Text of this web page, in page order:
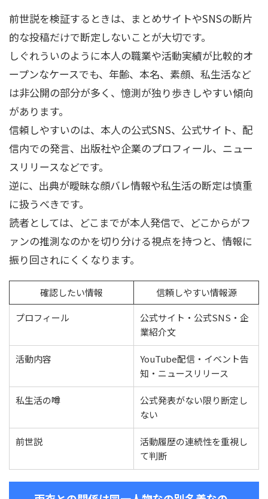
前世説を検証するときは、まとめサイトやSNSの断片
的な投稿だけで断定しないことが大切です。
しぐれういのように本人の職業や活動実績が比較的オ
ープンなケースでも、年齢、本名、素顔、私生活など
は非公開の部分が多く、憶測が独り歩きしやすい傾向
があります。
信頼しやすいのは、本人の公式SNS、公式サイト、配
信内での発言、出版社や企業のプロフィール、ニュー
スリリースなどです。
逆に、出典が曖昧な顔バレ情報や私生活の断定は慎重
に扱うべきです。
読者としては、どこまでが本人発信で、どこからがフ
ァンの推測なのかを切り分ける視点を持つと、情報に
振り回されにくくなります。
確認したい情報
信頼しやすい情報源
プロフィール
公式サイト・公式SNS・企
業紹介文
活動内容
YouTube配信・イベント告
知・ニュースリリース
私生活の噂
公式発表がない限り断定し
ない
前世説
活動履歴の連続性を重視し
て判断